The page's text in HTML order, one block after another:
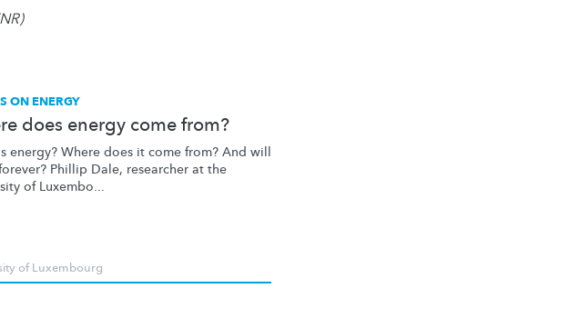
ON ENERGY
does energy come from?
energy? Where does it come from? And will
Phillip Dale, researcher at the
of Luxembo...
of Luxembourg